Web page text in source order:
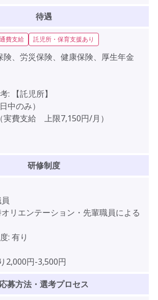
待遇
費支給 託児所・保育支援あり
険、労災保険、健康保険、厚生年金
:
【託児所】
中のみ）
実費支給 上限7,150円/月）
研修制度
リエンテーション・先輩職員による
: 有り
2,000円-3,500円
応募方法・選考プロセス